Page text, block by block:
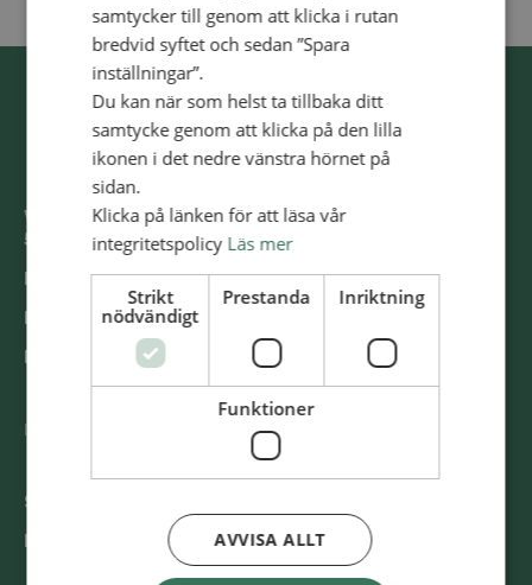
Väst­ra Stor­ga­tan 14
553 15 Jön­kö­ping
E-post: info@​all​ians​miss​ione​n.​se
Fler kon­takt­upp­gif­ter >
Re­port ir­re­gu­la­ri­ti­es / Rap­por­te­ra oe­gent­lig­he­ter >
@SvenskaAl­li­ans­mis­sio­nen
Swish
samtycker till genom att klicka i rutan
bredvid syftet och sedan ”Spara
inställningar”.
Du kan när som helst ta tillbaka ditt
samtycke genom att klicka på den lilla
ikonen i det nedre vänstra hörnet på
sidan.
Klicka på länken för att läsa vår
integritetspolicy Läs mer
Strikt
nödvändigt
Prestanda Inriktning
Funktioner
AVVISA ALLT